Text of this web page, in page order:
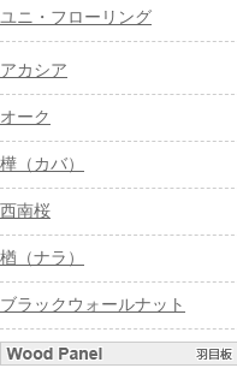
ユニ・フローリング
アカシア
オーク
樺（カバ）
西南桜
楢（ナラ）
ブラックウォールナット